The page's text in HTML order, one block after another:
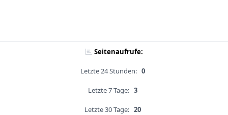
Seitenaufrufe:
Letzte 24 Stunden: 0
Letzte 7 Tage: 3
Letzte 30 Tage: 20